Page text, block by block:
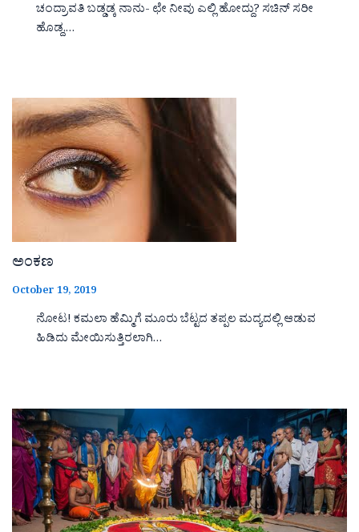
ಚಂದ್ರಾವತಿ ಬಡ್ಡಡ್ಕ ನಾನು- ಛೇ ನೀವು ಎಲ್ಲಿ ಹೋದ್ದು? ಸಚಿನ್ ಸರೀ
ಹೊಡ್ದ,…
ಅಂಕಣ
October 19, 2019
ನೋಟ! ಕಮಲಾ ಹೆಮ್ಮಿಗೆ ಮೂರು ಬೆಟ್ಟದ ತಪ್ಪಲ ಮದ್ಯದಲ್ಲಿ ಆಡುವ
ಹಿಡಿದು ಮೇಯಿಸುತ್ತಿರಲಾಗಿ…